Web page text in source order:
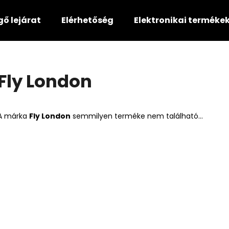
lejárat Elérhetőség Elektronikai
London
márka Fly London semmilyen terméke nem található...